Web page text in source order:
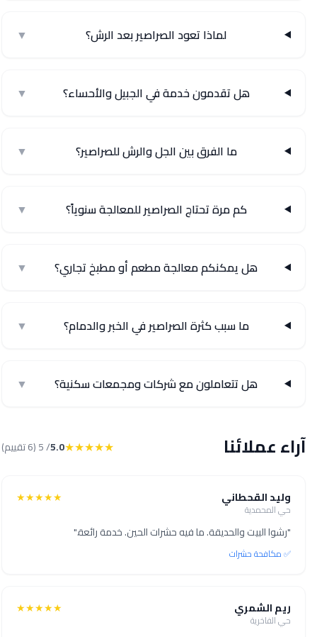
لماذا تعود الصراصير بعد الرش؟ ▼
هل تقدمون خدمة في الجبيل والأحساء؟ ▼
ما الفرق بين الجل والرش للصراصير؟ ▼
كم مرة تحتاج الصراصير للمعالجة سنوياً؟ ▼
هل يمكنكم معالجة مطعم أو مطبخ تجاري؟ ▼
ما سبب كثرة الصراصير في الخبر والدمام؟ ▼
هل تتعاملون مع شركات ومجمعات سكنية؟ ▼
آراء عملائنا ★★★★★
5.0/ 5 (6 تقييم)
وليد القحطاني
حي المحمدية
★★★★★
"رشوا البيت والحديقة. ما فيه حشرات الحين. خدمة رائعة."
✅ مكافحة حشرات
ريم الشمري
حي الفاخرية
★★★★★